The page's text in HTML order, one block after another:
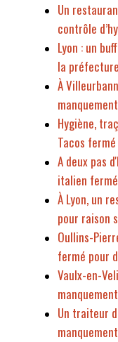
Un
contrôle
Lyon : un
la
À
Hygiène,
Tacos
A deux pas
italien
À Lyon, un
pour raison
Oullins-
fermé pour
Vaulx-en-
Un traiteur